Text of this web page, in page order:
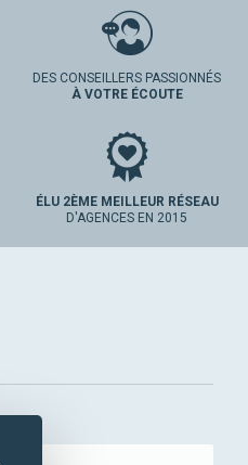
DES CONSEILLERS PASSIONNÉS
À VOTRE ÉCOUTE
ÉLU 2ÈME MEILLEUR RÉSEAU
D'AGENCES EN 2015